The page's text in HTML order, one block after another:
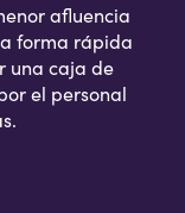
afluencia
forma rápida
una caja de
el personal